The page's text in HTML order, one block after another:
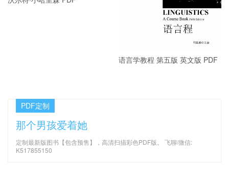
语言学教程 第五版 英文版 PDF
PDF定制
那个男孩爱着她
定制最新版图书【包含预售】，高清扫描彩色PDF版。 飞聊/微信: